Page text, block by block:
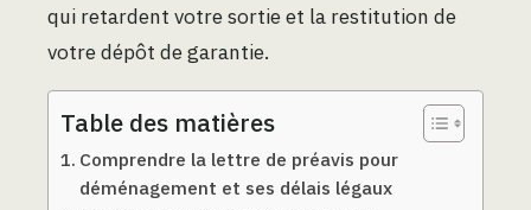
qui retardent votre sortie et la restitution de
votre dépôt de garantie.
Table des matières
Comprendre la lettre de préavis pour
déménagement et ses délais légaux